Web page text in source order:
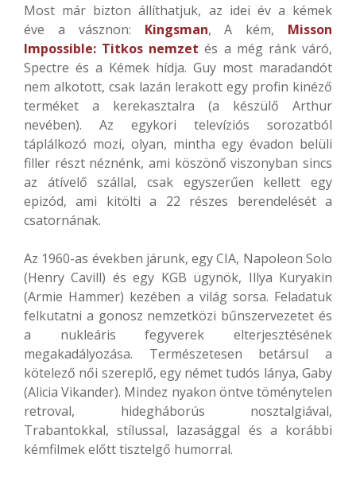
Most már bizton állíthatjuk, az idei év a kémek
éve a vásznon: Kingsman, A kém, Misson
Impossible: Titkos nemzet és a még ránk váró,
Spectre és a Kémek hídja. Guy most maradandót
nem alkotott, csak lazán lerakott egy profin kinéző
terméket a kerekasztalra (a készülő Arthur
nevében). Az egykori televíziós sorozatból
táplálkozó mozi, olyan, mintha egy évadon belüli
filler részt néznénk, ami köszönő viszonyban sincs
az átívelő szállal, csak egyszerűen kellett egy
epizód, ami kitölti a 22 részes berendelését a
csatornának.
Az 1960-as években járunk, egy CIA, Napoleon Solo
(Henry Cavill) és egy KGB ügynök, Illya Kuryakin
(Armie Hammer) kezében a világ sorsa. Feladatuk
felkutatni a gonosz nemzetközi bűnszervezetet és
a nukleáris fegyverek elterjesztésének
megakadályozása. Természetesen betársul a
kötelező női szereplő, egy német tudós lánya, Gaby
(Alicia Vikander). Mindez nyakon öntve töménytelen
retroval, hidegháborús nosztalgiával,
Trabantokkal, stílussal, lazasággal és a korábbi
kémfilmek előtt tisztelgő humorral.